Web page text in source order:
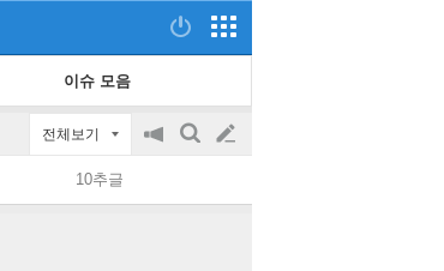
이슈 모음
전체보기
공
on/off
검
글
쓰
10추글